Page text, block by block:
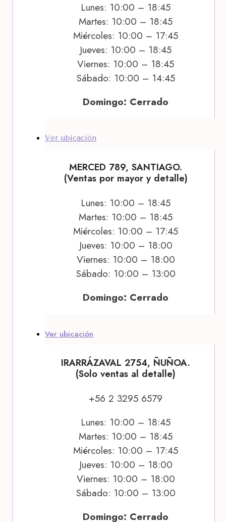
Lunes: 10:00 – 18:45
Martes: 10:00 – 18:45
Miércoles: 10:00 – 17:45
Jueves: 10:00 – 18:45
Viernes: 10:00 – 18:45
Sábado: 10:00 – 14:45
Domingo: Cerrado
Ver ubicación
MERCED 789, SANTIAGO.
(Ventas por mayor y detalle)
Lunes: 10:00 – 18:45
Martes: 10:00 – 18:45
Miércoles: 10:00 – 17:45
Jueves: 10:00 – 18:00
Viernes: 10:00 – 18:00
Sábado: 10:00 – 13:00
Domingo: Cerrado
Ver ubicación
IRARRÁZAVAL 2754, ÑUÑOA.
(Solo ventas al detalle)
+56 2 3295 6579
Lunes: 10:00 – 18:45
Martes: 10:00 – 18:45
Miércoles: 10:00 – 17:45
Jueves: 10:00 – 18:00
Viernes: 10:00 – 18:00
Sábado: 10:00 – 13:00
Domingo: Cerrado